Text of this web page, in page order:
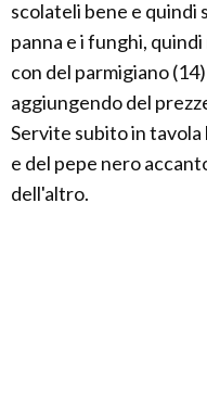
scolateli bene e quindi
panna e i funghi,
con del parmigiano
aggiungendo del
Servite subito in tavola
e del pepe nero
dell'altro.